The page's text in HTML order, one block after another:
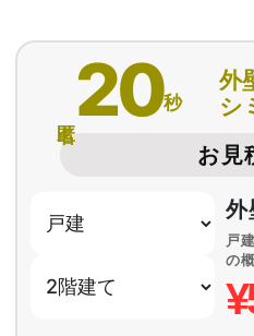
20秒
外
シ
お見
外
戸
の